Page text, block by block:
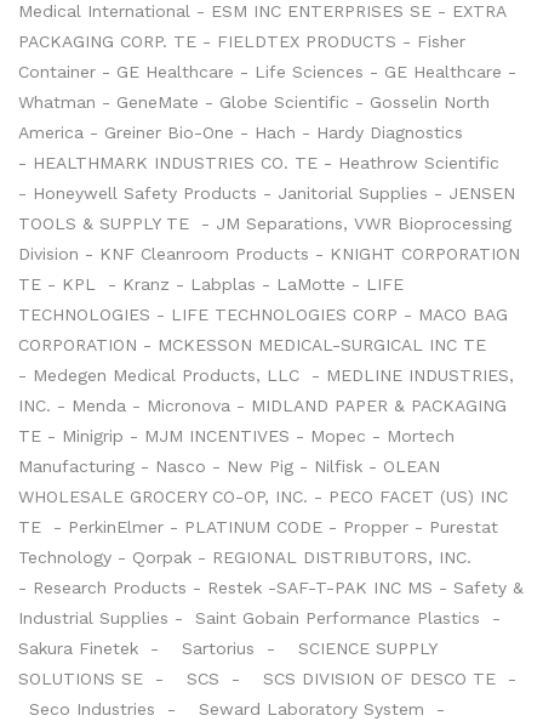
Medical International - ESM INC ENTERPRISES SE - EXTRA
PACKAGING CORP. TE - FIELDTEX PRODUCTS - Fisher
Container - GE Healthcare - Life Sciences - GE Healthcare -
Whatman - GeneMate - Globe Scientific - Gosselin North
America - Greiner Bio-One - Hach - Hardy Diagnostics
- HEALTHMARK INDUSTRIES CO. TE - Heathrow Scientific
- Honeywell Safety Products - Janitorial Supplies - JENSEN
TOOLS & SUPPLY TE - JM Separations, VWR Bioprocessing
Division - KNF Cleanroom Products - KNIGHT CORPORATION
TE - KPL - Kranz - Labplas - LaMotte - LIFE
TECHNOLOGIES - LIFE TECHNOLOGIES CORP - MACO BAG
CORPORATION - MCKESSON MEDICAL-SURGICAL INC TE
- Medegen Medical Products, LLC - MEDLINE INDUSTRIES,
INC. - Menda - Micronova - MIDLAND PAPER & PACKAGING
TE - Minigrip - MJM INCENTIVES - Mopec - Mortech
Manufacturing - Nasco - New Pig - Nilfisk - OLEAN
WHOLESALE GROCERY CO-OP, INC. - PECO FACET (US) INC
TE - PerkinElmer - PLATINUM CODE - Propper - Purestat
Technology - Qorpak - REGIONAL DISTRIBUTORS, INC.
- Research Products - Restek -SAF-T-PAK INC MS - Safety &
Industrial Supplies - Saint Gobain Performance Plastics -
Sakura Finetek -
Sartorius -
SCIENCE SUPPLY
SOLUTIONS SE -
SCS -
SCS DIVISION OF DESCO TE -
Seco Industries -
Seward Laboratory System -